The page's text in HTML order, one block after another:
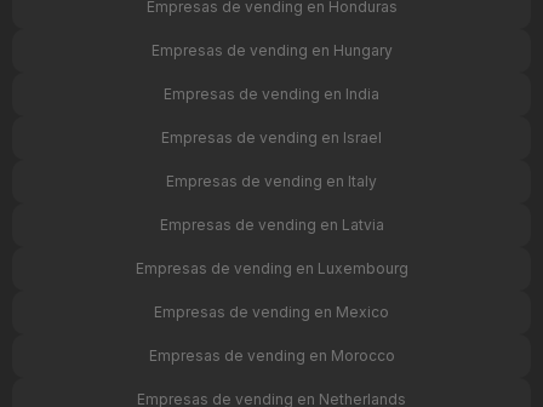
Empresas de vending en Honduras
Empresas de vending en Hungary
Empresas de vending en India
Empresas de vending en Israel
Empresas de vending en Italy
Empresas de vending en Latvia
Empresas de vending en Luxembourg
Empresas de vending en Mexico
Empresas de vending en Morocco
Empresas de vending en Netherlands